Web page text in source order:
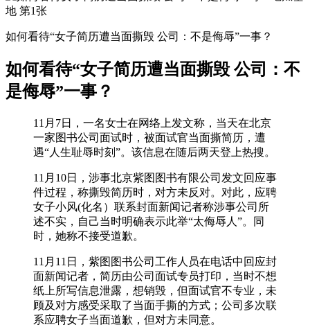
如何看待“女子简历遭当面撕毁 公司：不是侮辱”一事？
如何看待“女子简历遭当面撕毁 公司：不
是侮辱”一事？
11月7日，一名女士在网络上发文称，当天在北京
一家图书公司面试时，被面试官当面撕简历，遭
遇“人生耻辱时刻”。该信息在随后两天登上热搜。
11月10日，涉事北京紫图图书有限公司发文回应事
件过程，称撕毁简历时，对方未反对。对此，应聘
女子小风(化名）联系封面新闻记者称涉事公司所
述不实，自己当时明确表示此举“太侮辱人”。同
时，她称不接受道歉。
11月11日，紫图图书公司工作人员在电话中回应封
面新闻记者，简历由公司面试专员打印，当时不想
纸上所写信息泄露，想销毁，但面试官不专业，未
顾及对方感受采取了当面手撕的方式；公司多次联
系应聘女子当面道歉，但对方未同意。